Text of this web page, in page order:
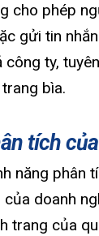
cho phép
gửi tin
công ty,
bìa.
tích
năng phân
doanh
trang của